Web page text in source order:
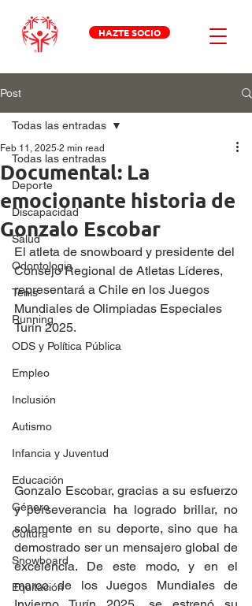
HAZTE SOCIO
Post
Todas las entradas
Deporte
Discapacidad
Salud
Odontologia
Tenis
Running
ODS y Política Pública
Empleo
Inclusión
Autismo
Infancia y Juventud
Educación
Género
Cultura
Snowboard
Equitación
Todas las entradas
Documental: La
emocionante historia de
Gonzalo Escobar
Feb 11, 2025 2 min read
El atleta de snowboard y presidente del
Consejo Regional de Atletas Líderes,
representará a Chile en los Juegos
Mundiales de Olimpiadas Especiales
Turín 2025.
Gonzalo Escobar, gracias a su esfuerzo
y perseverancia ha logrado brillar, no
solamente en su deporte, sino que ha
demostrado ser un mensajero global de
excelencia. De este modo, y en el
marco de los Juegos Mundiales de